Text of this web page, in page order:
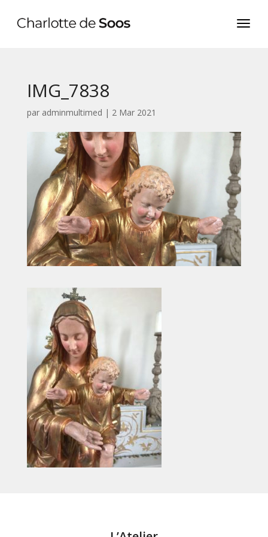
IMG_7838
par adminmultimed | 2 Mar 2021